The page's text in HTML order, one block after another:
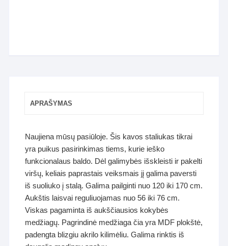
APRAŠYMAS
Naujiena mūsų pasiūloje. Šis kavos staliukas tikrai
yra puikus pasirinkimas tiems, kurie ieško
funkcionalaus baldo. Dėl galimybės išskleisti ir pakelti
viršų, keliais paprastais veiksmais jį galima paversti
iš suoliuko į stalą. Galima pailginti nuo 120 iki 170 cm.
Aukštis laisvai reguliuojamas nuo 56 iki 76 cm.
Viskas pagaminta iš aukščiausios kokybės
medžiagų. Pagrindinė medžiaga čia yra MDF plokštė,
padengta blizgiu akrilo kilimėliu. Galima rinktis iš